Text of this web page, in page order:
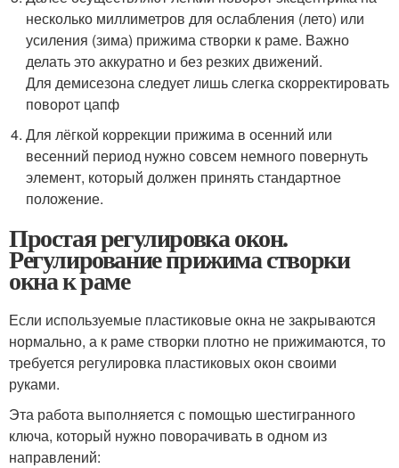
несколько миллиметров для ослабления (лето) или
усиления (зима) прижима створки к раме. Важно
делать это аккуратно и без резких движений.
Для демисезона следует лишь слегка скорректировать
поворот цапф
Для лёгкой коррекции прижима в осенний или
весенний период нужно совсем немного повернуть
элемент, который должен принять стандартное
положение.
Простая регулировка окон.
Регулирование прижима створки
окна к раме
Если используемые пластиковые окна не закрываются
нормально, а к раме створки плотно не прижимаются, то
требуется регулировка пластиковых окон своими
руками.
Эта работа выполняется с помощью шестигранного
ключа, который нужно поворачивать в одном из
направлений: